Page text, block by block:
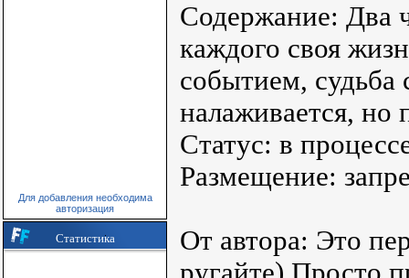
Для добавления необходима
авторизация
Статистика
Содержание: Два
каждого своя
событием, судьба
налаживается, но
Статус: в
Размещение:
От автора: Это